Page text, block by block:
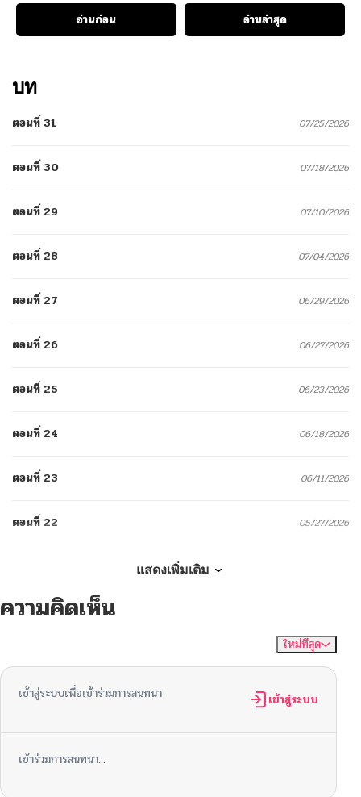
อ่านก่อน
อ่านล่าสุด
บท
ตอนที่ 31 07/25/2026
ตอนที่ 30 07/18/2026
ตอนที่ 29 07/10/2026
ตอนที่ 28 07/04/2026
ตอนที่ 27 06/29/2026
ตอนที่ 26 06/27/2026
ตอนที่ 25 06/23/2026
ตอนที่ 24 06/18/2026
ตอนที่ 23 06/11/2026
ตอนที่ 22 05/27/2026
ตอนที่ 20
05/12/2026
ตอนที่ 18 04/27/2026
04/24/2026
แสดงเพิ่มเติม
ความคิดเห็น
ใหม่ที่สุด
เข้าสู่ระบบเพื่อเข้าร่วมการสนทนา เข้าสู่ระบบ
เข้าร่วมการสนทนา...